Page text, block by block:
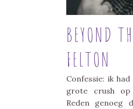
BEYOND
FELTON
Confessie: ik
grote crush
Reden genoeg